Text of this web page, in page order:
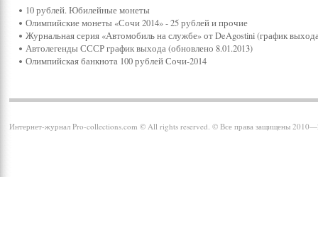
10 рублей. Юбилейные монеты
Олимпийские монеты «Сочи 2014» - 25 рублей и прочие
Журнальная серия «Автомобиль на службе» от DeAgostini (график
Автолегенды СССР график выхода (обновлено 8.01.2013)
Олимпийская банкнота 100 рублей Сочи-2014
Интернет-журнал Pro-collections.com © All rights reserved. © Все права защищены